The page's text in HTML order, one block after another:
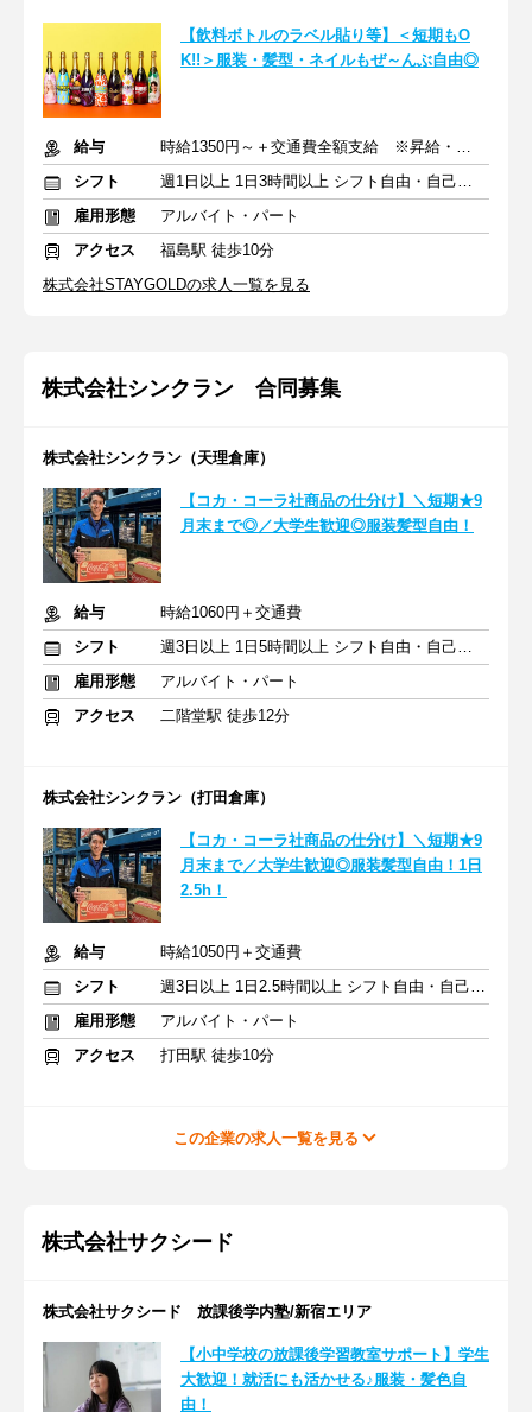
【飲料ボトルのラベル貼り等】＜短期もO
K!!＞服装・髪型・ネイルもぜ～んぶ自由◎
給与
時給1350円～＋交通費全額支給 ※昇給・賞与あり
シフト
週1日以上 1日3時間以上 シフト自由・自己申告
雇用形態
アルバイト・パート
アクセス
福島駅 徒歩10分
株式会社STAYGOLDの求人一覧を見る
株式会社シンクラン 合同募集
株式会社シンクラン（天理倉庫）
【コカ・コーラ社商品の仕分け】＼短期★9
月末まで◎／大学生歓迎◎服装髪型自由！
給与
時給1060円＋交通費
シフト
週3日以上 1日5時間以上 シフト自由・自己申告
雇用形態
アルバイト・パート
アクセス
二階堂駅 徒歩12分
株式会社シンクラン（打田倉庫）
【コカ・コーラ社商品の仕分け】＼短期★9
月末まで／大学生歓迎◎服装髪型自由！1日
2.5h！
給与
時給1050円＋交通費
シフト
週3日以上 1日2.5時間以上 シフト自由・自己申告
雇用形態
アルバイト・パート
アクセス
打田駅 徒歩10分
この企業の求人一覧を見る
株式会社サクシード
株式会社サクシード 放課後学内塾/新宿エリア
【小中学校の放課後学習教室サポート】学生
大歓迎！就活にも活かせる♪服装・髪色自
由！